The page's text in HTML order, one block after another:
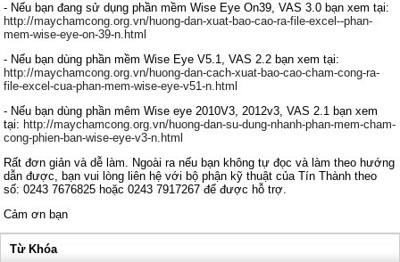
- Nếu bạn đang sử dụng phần mềm Wise Eye On39, VAS 3.0 bạn xem tại:
http://maychamcong.org.vn/huong-dan-xuat-bao-cao-ra-file-excel--phan-
mem-wise-eye-on-39-n.html
- Nếu bạn dùng phần mềm Wise Eye V5.1, VAS 2.2 bạn xem tại:
http://maychamcong.org.vn/huong-dan-cach-xuat-bao-cao-cham-cong-ra-
file-excel-cua-phan-mem-wise-eye-v51-n.html
- Nếu bạn dùng phần mêm Wise eye 2010V3, 2012v3, VAS 2.1 bạn xem
tại: http://maychamcong.org.vn/huong-dan-su-dung-nhanh-phan-mem-cham-
cong-phien-ban-wise-eye-v3-n.html
Rất đơn giản và dễ làm. Ngoài ra nếu bạn không tự đọc và làm theo hướng
dẫn được, bạn vui lòng liên hệ với bộ phận kỹ thuật của Tín Thành theo
số: 0243 7676825 hoặc 0243 7917267 để được hỗ trợ.
Cảm ơn bạn
Từ Khóa